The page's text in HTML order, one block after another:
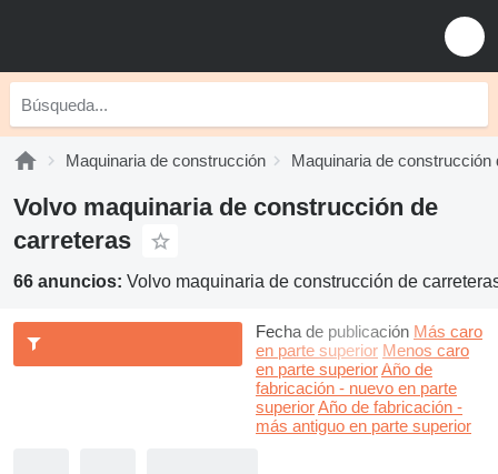
Maquinaria de construcción Maquinaria de construcción
Volvo maquinaria de construcción de
carreteras
66 anuncios: Volvo maquinaria de construcción de
Fecha de publicación Más caro
en parte superior Menos caro
en parte superiorAño de
fabricación - nuevo en parte
superiorAño de fabricación -
más antiguo en parte superior